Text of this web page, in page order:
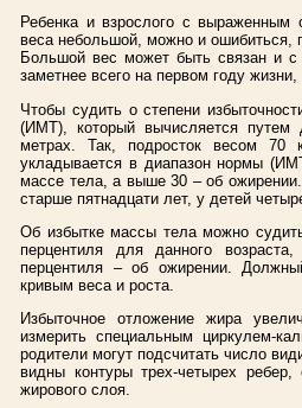
Ребенка и взрослого с выраженным
веса небольшой, можно и ошибиться,
Большой вес может быть связан и
заметнее всего на первом году
Чтобы судить о степени
(ИМТ), который вычисляется путем
метрах. Так, подросток весом
укладывается в диапазон нормы
массе тела, а выше 30 – об
старше пятнадцати лет, у детей
Об избытке массы тела можно
перцентиля для данного
перцентиля – об ожирении.
кривым веса и роста.
Избыточное отложение жира
измерить специальным циркулем-
родители могут подсчитать число
видны контуры трех-четырех
жирового слоя.